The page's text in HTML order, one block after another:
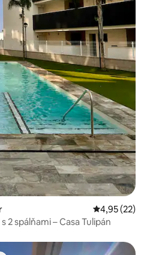
Priemerné
4,95 (22)
spálňami – Casa Tulipán